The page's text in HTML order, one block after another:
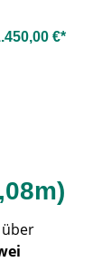
€*
über